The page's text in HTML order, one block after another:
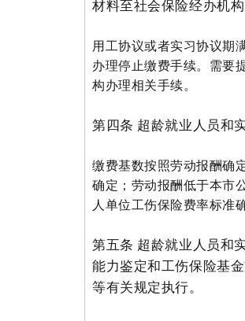
材料至社会保险经办机
用工协议或者实习协议期
办理停止缴费手续。需要
构办理相关手续。
第四条 超龄就业人员和
缴费基数按照劳动报酬确
确定；劳动报酬低于本市
人单位工伤保险费率标准
第五条 超龄就业人员和
能力鉴定和工伤保险基
等有关规定执行。